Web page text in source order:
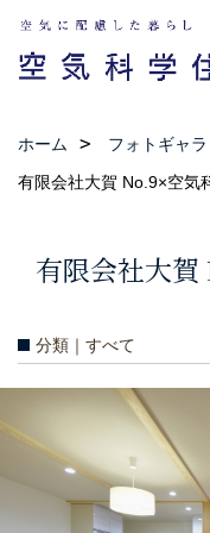
ホーム フォトギャ
有限会社大賀 No.9×空気
有限会社大
分類｜すべて